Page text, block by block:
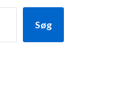
Søg